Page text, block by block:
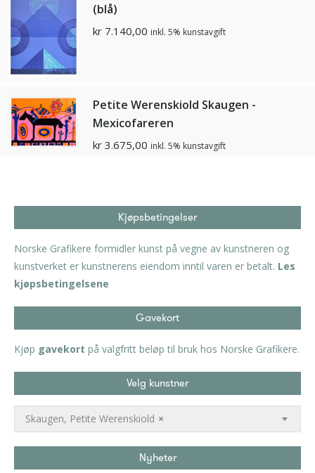
(blå)
kr 7.140,00 inkl. 5% kunstavgift
Petite Werenskiold Skaugen -
Mexicofareren
kr 3.675,00 inkl. 5% kunstavgift
Kjøpsbetingelser
Norske Grafikere formidler kunst på vegne av kunstneren og
kunstverket er kunstnerens eiendom inntil varen er betalt. Les
kjøpsbetingelsene
Gavekort
Kjøp gavekort på valgfritt beløp til bruk hos Norske Grafikere.
Velg kunstner
×
Skaugen, Petite Werenskiold
Nyheter